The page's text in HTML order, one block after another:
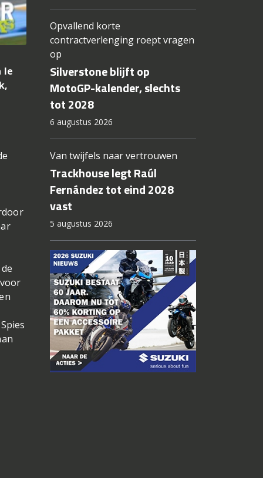
le
Opvallend korte
contractverlenging roept vragen
op
Silverstone blijft op
MotoGP-kalender, slechts
tot 2028
6 augustus 2026
Van twijfels naar vertrouwen
Trackhouse legt Raúl
Fernández tot eind 2028
vast
5 augustus 2026